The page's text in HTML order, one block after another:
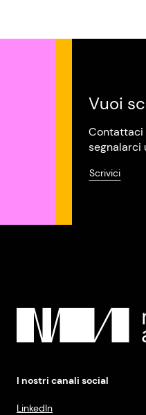
Vuoi
Contattaci
segnalarci
Scrivici
I nostri canali social
LinkedIn